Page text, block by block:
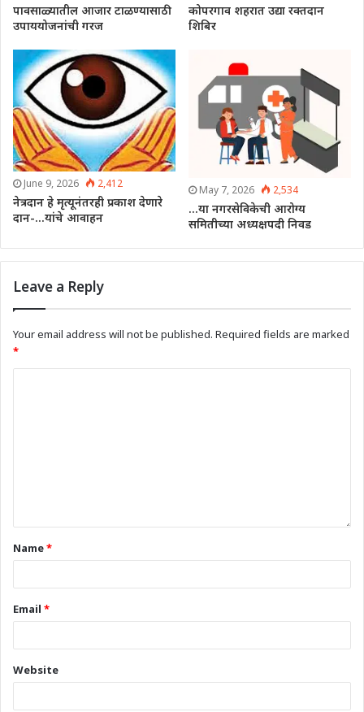
पावसाळ्यातील आजार टाळण्यासाठी
उपाययोजनांची गरज
कोपरगाव शहरात उद्या रक्तदान
शिबिर
June 9, 2026 2,412
नेत्रदान हे मृत्यूनंतरही प्रकाश देणारे
दान-…यांचे आवाहन
May 7, 2026 2,534
…या नगरसेविकेची आरोग्य
समितीच्या अध्यक्षपदी निवड
Leave a Reply
Your email address will not be published. Required fields are marked
*
Name*
Email *
Website